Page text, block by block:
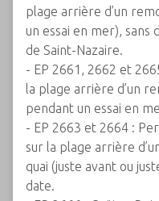
plage arrière d’un
un essai en mer),
de Saint-Nazaire.
- EP 2661, 2662 et
la plage arrière d’un
pendant un essai en
- EP 2663 et 2664 :
sur la plage arrière
quai (juste avant ou
date.